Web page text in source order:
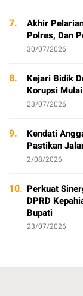
7.
Akhir
Polres, Dan
30/07/2026
8.
Kejari Bidik
Korupsi
23/07/2026
9.
Kendati
Pastikan
2/08/2026
10. Perkuat
DPRD
Bupati
23/07/2026